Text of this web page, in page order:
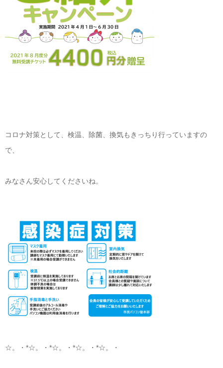
コロナ対策として、検温、除菌、換気もきっちり行っていますの
で、
みなさん安心してくださいね。
☆。・*☆。・*☆。・*☆。・*☆。・